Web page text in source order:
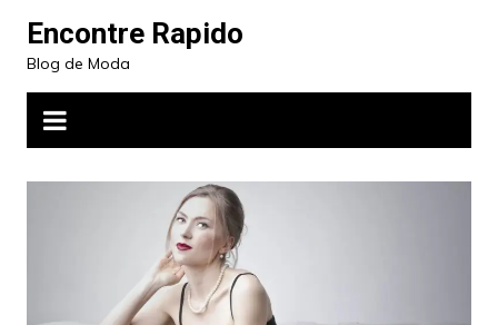
para
conteúdo
Encontre Rapido
Blog de Moda